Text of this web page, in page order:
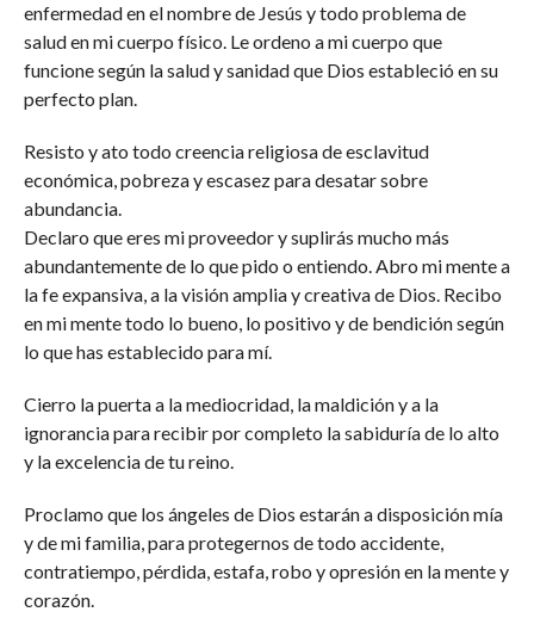
enfermedad en el nombre de Jesús y todo problema de
salud en mi cuerpo físico. Le ordeno a mi cuerpo que
funcione según la salud y sanidad que Dios estableció en su
perfecto plan.
Resisto y ato todo creencia religiosa de esclavitud
económica, pobreza y escasez para desatar sobre
abundancia.
Declaro que eres mi proveedor y suplirás mucho más
abundantemente de lo que pido o entiendo. Abro mi mente a
la fe expansiva, a la visión amplia y creativa de Dios. Recibo
en mi mente todo lo bueno, lo positivo y de bendición según
lo que has establecido para mí.
Cierro la puerta a la mediocridad, la maldición y a la
ignorancia para recibir por completo la sabiduría de lo alto
y la excelencia de tu reino.
Proclamo que los ángeles de Dios estarán a disposición mía
y de mi familia, para protegernos de todo accidente,
contratiempo, pérdida, estafa, robo y opresión en la mente y
corazón.